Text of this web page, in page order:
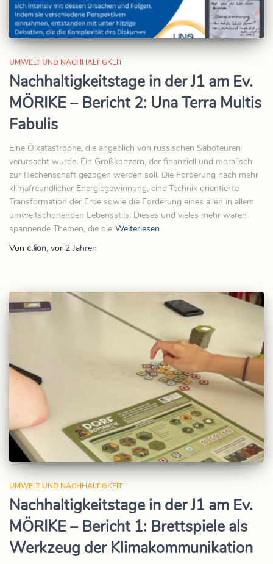
UMWELT UND NACHHALTIGKEIT
Nachhaltigkeitstage in der J1 am Ev.
MÖRIKE – Bericht 2: Una Terra Multis
Fabulis
Eine Ölkatastrophe, die angeblich von russischen Saboteuren
verursacht wurde. Ein Großkonzern, der finanziell und moralisch
zur Rechenschaft gezogen werden soll. Die Forderung nach mehr
klimafreundlicher Energiegewinnung, eine Technik orientierte
Transformation der Erde sowie die Forderung eines allen in allem
umweltschonenden Lebensstils. Dieses und vieles mehr waren
spannende Themen, die die Weiterlesen
Von c.lion, vor 2 Jahren
UMWELT UND NACHHALTIGKEIT
Nachhaltigkeitstage in der J1 am Ev.
MÖRIKE – Bericht 1: Brettspiele als
Werkzeug der Klimakommunikation